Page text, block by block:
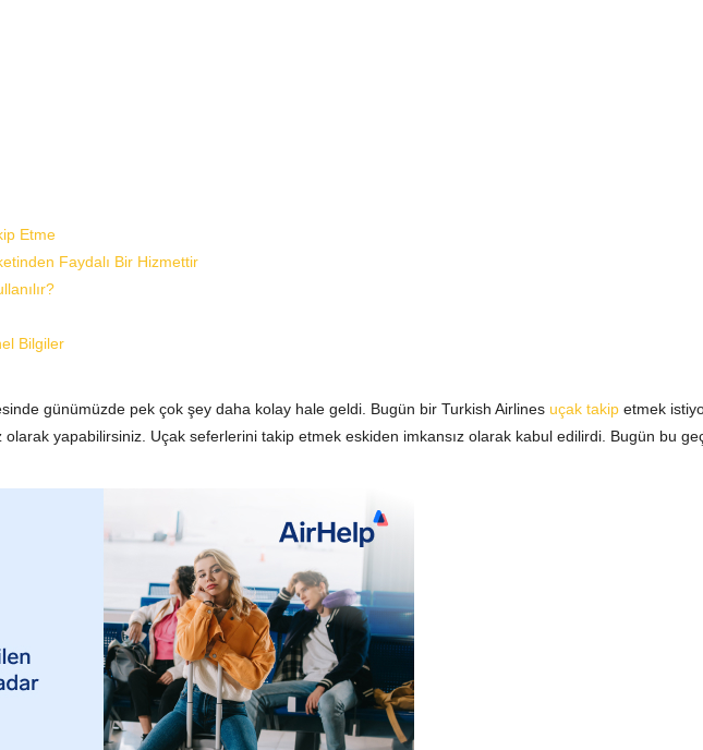
Etme
Faydalı Bir Hizmettir
Bilgiler
günümüzde pek çok şey daha kolay hale geldi. Bugün bir Turkish Airlines uçak takip etmek
yapabilirsiniz. Uçak seferlerini takip etmek eskiden imkansız olarak kabul edilirdi. Bugün bu